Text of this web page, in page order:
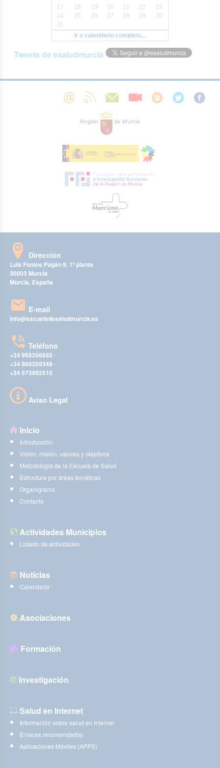
17
18 19 20 21 22
23
24
25 26 27 28 29
30
31
Ir a calendario completo...
Tweets de esaludmurcia
Dirección
Luis Fontes Pagán 9, 1ª planta
30003 Murcia
Murcia, España
E-mail
info@escueladesaludmurcia.es
Teléfono
+34 968356655 -
+34 968359348 -
+34 673992510
Aviso Legal
Inicio
Introducción
Visión, misión, valores y objetivos
Metodología de la Escuela de Salud
Estructura por áreas temáticas
Organigrama
Contacto
Actividades Municipios
Listado de actividades
Noticias
Calendario
Asociaciones
Formación
Investigación
Salud en Internet
Información sobre salud en internet
Enlaces recomendados
Aplicaciones Móviles (APPS)